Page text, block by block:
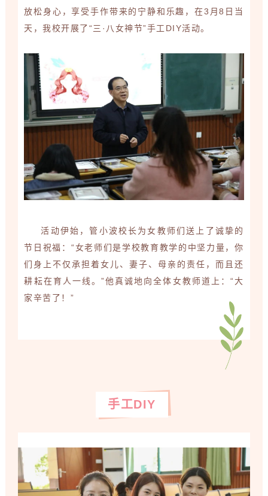
放松身心，享受手作带来的宁静和乐趣，在3月8日当
天，我校开展了“三·八女神节”手工DIY活动。
活动伊始，管小波校长为女教师们送上了诚挚的
节日祝福：“女老师们是学校教育教学的中坚力量，你
们身上不仅承担着女儿、妻子、母亲的责任，而且还
耕耘在育人一线。”他真诚地向全体女教师道上：“大
家辛苦了！”
手工DIY